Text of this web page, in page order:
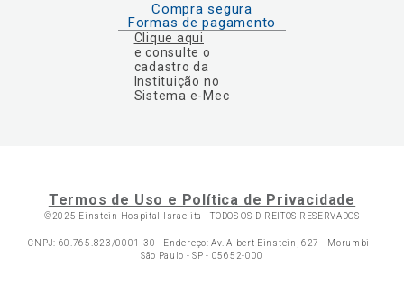
Compra segura
Formas de pagamento
Clique aqui
e consulte o
cadastro da
Instituição no
Sistema e-Mec
Termos de Uso e Política de Privacidade
©2025 Einstein Hospital Israelita -TODOS OS DIREITOS RESERVADOS
CNPJ: 60.765.823/0001-30 - Endereço: Av. Albert Einstein, 627 - Morumbi -
São Paulo - SP - 05652-000